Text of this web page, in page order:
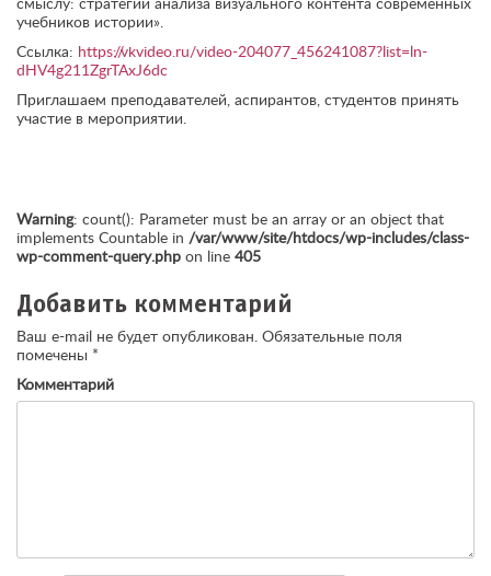
смыслу: стратегии анализа визуального контента современных
учебников истории».
Ссылка: https://vkvideo.ru/video-204077_456241087?list=ln-
dHV4g211ZgrTAxJ6dc
Приглашаем преподавателей, аспирантов, студентов принять
участие в мероприятии.
Warning: count(): Parameter must be an array or an object that
implements Countable in /var/www/site/htdocs/wp-includes/class-
wp-comment-query.php on line 405
Добавить комментарий
Ваш e-mail не будет опубликован. Обязательные поля
помечены *
Комментарий